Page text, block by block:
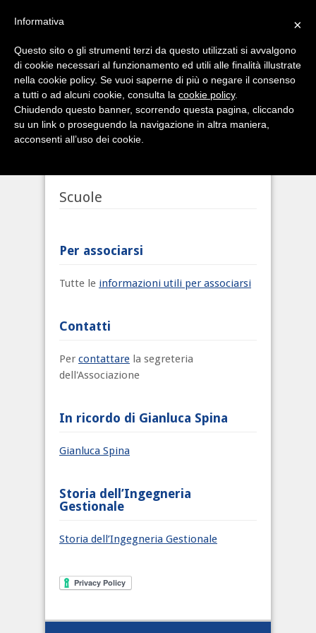
Scuole
Per associarsi
Tutte le informazioni utili per associarsi
Contatti
Per contattare la segreteria
dell'Associazione
In ricordo di Gianluca Spina
Gianluca Spina
Storia dell’Ingegneria
Gestionale
Storia dell’Ingegneria Gestionale
×
Informativa
Questo sito o gli strumenti terzi da questo utilizzati si avvalgono
di cookie necessari al funzionamento ed utili alle finalità illustrate
nella cookie policy. Se vuoi saperne di più o negare il consenso
a tutti o ad alcuni cookie, consulta la cookie policy.
Chiudendo questo banner, scorrendo questa pagina, cliccando
su un link o proseguendo la navigazione in altra maniera,
acconsenti all’uso dei cookie.